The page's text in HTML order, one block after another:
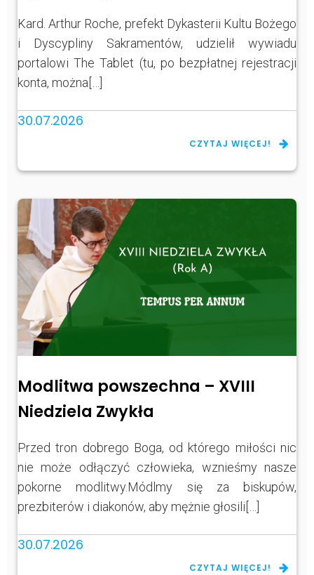
Kard. Arthur Roche, prefekt Dykasterii Kultu Bożego
i Dyscypliny Sakramentów, udzielił wywiadu
portalowi The Tablet (tu, po bezpłatnej rejestracji
konta, można[…]
30.07.2026
CZYTAJ WIĘCEJ!
Modlitwa powszechna – XVIII
Niedziela Zwykła
Przed tron dobrego Boga, od którego miłości nic
nie może odłączyć człowieka, wznieśmy nasze
pokorne modlitwy.Módlmy się za biskupów,
prezbiterów i diakonów, aby mężnie głosili[…]
30.07.2026
CZYTAJ WIĘCEJ!